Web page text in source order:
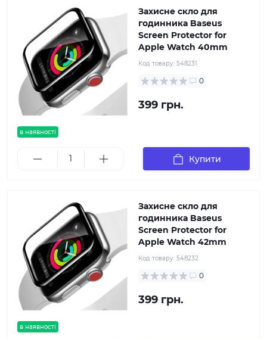
в наявності
Захисне скло для
годинника Baseus
Screen Protector for
Apple Watch 40mm
Код товару: 548231
0
399 грн.
Купити
в наявності
Захисне скло для
годинника Baseus
Screen Protector for
Apple Watch 42mm
Код товару: 548232
0
399 грн.